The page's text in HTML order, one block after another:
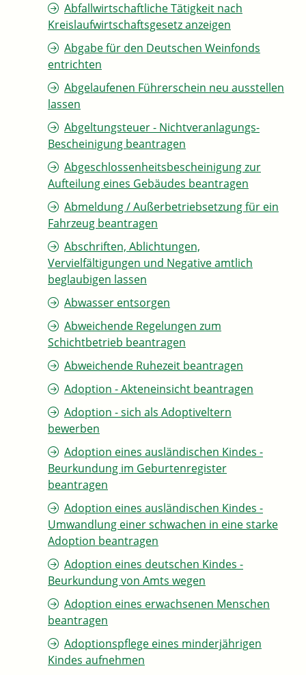
Abfallwirtschaftliche Tätigkeit nach
Kreislaufwirtschaftsgesetz anzeigen
Abgabe für den Deutschen Weinfonds
entrichten
Abgelaufenen Führerschein neu ausstellen
lassen
Abgeltungsteuer - Nichtveranlagungs-
Bescheinigung beantragen
Abgeschlossenheitsbescheinigung zur
Aufteilung eines Gebäudes beantragen
Abmeldung / Außerbetriebsetzung für ein
Fahrzeug beantragen
Abschriften, Ablichtungen,
Vervielfältigungen und Negative amtlich
beglaubigen lassen
Abwasser entsorgen
Abweichende Regelungen zum
Schichtbetrieb beantragen
Abweichende Ruhezeit beantragen
Adoption - Akteneinsicht beantragen
Adoption - sich als Adoptiveltern
bewerben
Adoption eines ausländischen Kindes -
Beurkundung im Geburtenregister
beantragen
Adoption eines ausländischen Kindes -
Umwandlung einer schwachen in eine starke
Adoption beantragen
Adoption eines deutschen Kindes -
Beurkundung von Amts wegen
Adoption eines erwachsenen Menschen
beantragen
Adoptionspflege eines minderjährigen
Kindes aufnehmen